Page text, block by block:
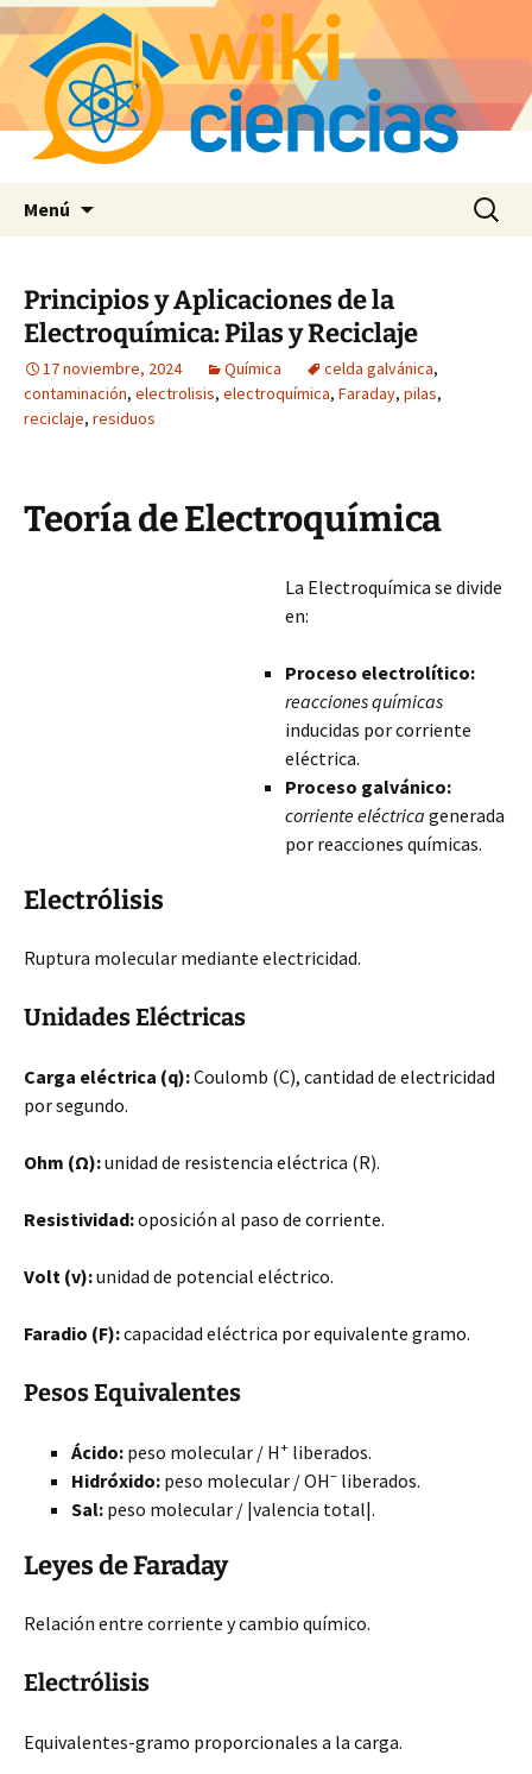
Menú Buscar:
Principios y Aplicaciones de la
Electroquímica: Pilas y Reciclaje
17 noviembre, 2024 Química celda galvánica,
contaminación, electrolisis, electroquímica, Faraday, pilas,
reciclaje, residuos
Teoría de Electroquímica
La Electroquímica se divide
en:
Proceso electrolítico:
reacciones químicas
inducidas por corriente
eléctrica.
Proceso galvánico:
corriente eléctrica generada
por reacciones químicas.
Electrólisis
Ruptura molecular mediante electricidad.
Unidades Eléctricas
Carga eléctrica (q):Coulomb (C), cantidad de electricidad
por segundo.
Ohm (Ω):unidad de resistencia eléctrica (R).
Resistividad:oposición al paso de corriente.
Volt (v):unidad de potencial eléctrico.
Faradio (F):capacidad eléctrica por equivalente gramo.
Pesos Equivalentes
Ácido: peso molecular / H+ liberados.
Hidróxido: peso molecular / OH– liberados.
Sal: peso molecular / |valencia total|.
Leyes de Faraday
Relación entre corriente y cambio químico.
Electrólisis
Equivalentes-gramo proporcionales a la carga.